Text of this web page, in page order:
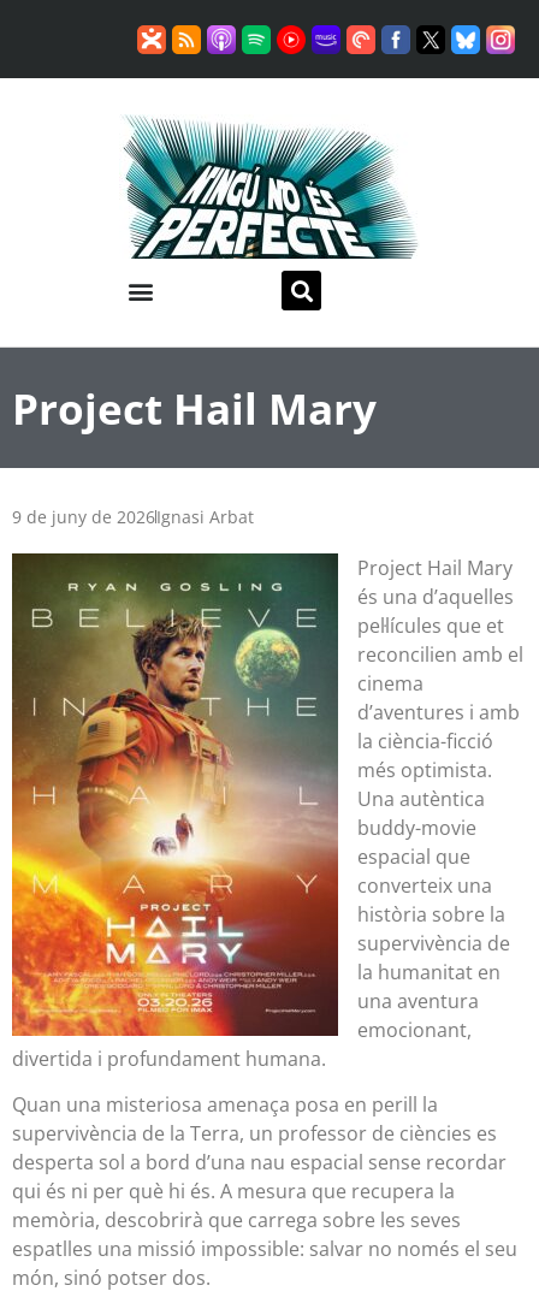
Project Hail Mary
9 de juny de 2026Ignasi Arbat
Project Hail Mary
és una d’aquelles
pel·lícules que et
reconcilien amb el
cinema
d’aventures i amb
la ciència-ficció
més optimista.
Una autèntica
buddy-movie
espacial que
converteix una
història sobre la
supervivència de
la humanitat en
una aventura
emocionant,
divertida i profundament humana.
Quan una misteriosa amenaça posa en perill la
supervivència de la Terra, un professor de ciències es
desperta sol a bord d’una nau espacial sense recordar
qui és ni per què hi és. A mesura que recupera la
memòria, descobrirà que carrega sobre les seves
espatlles una missió impossible: salvar no només el seu
món, sinó potser dos.